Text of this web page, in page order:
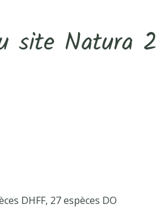
site Natura
DHFF, 27 espèces DO